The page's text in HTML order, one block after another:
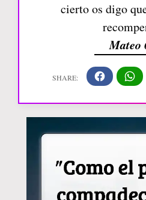
cierto os digo
Mateo